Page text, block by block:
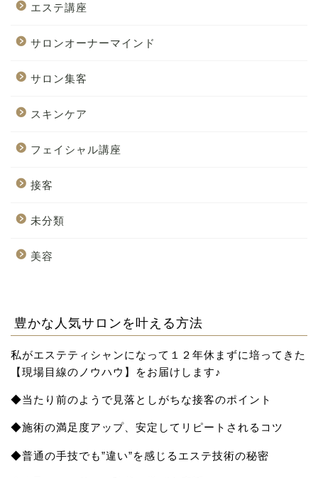
エステ講座
サロンオーナーマインド
サロン集客
スキンケア
フェイシャル講座
接客
未分類
美容
豊かな人気サロンを叶える方法
私がエステティシャンになって１２年休まずに培ってきた
【現場目線のノウハウ】をお届け します♪
◆当たり前のようで見落としがちな接客のポイント
◆施術の満足度アップ、安定してリピートされるコツ
◆普通の手技でも”違い”を感じるエステ技術の秘密